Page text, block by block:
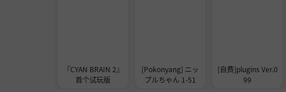
『CYAN BRAIN 2』
首个试玩版
[Pokonyang] ニッ
プルちゃん 1-51
[自费]plugins Ver.0
99